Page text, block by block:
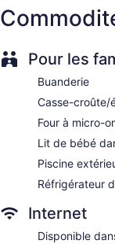
possède 138
(gratuits). Un
réfrigérateur,
baignoire-
cheveux.
connexion sans
d'affaires
appels locaux
restrictions
comprennent fer
jours.
Pour les
Buanderie
Casse-croûte/
Four à micro-
Lit de bébé
Piscine
Réfrigérateur
Internet
Disponible